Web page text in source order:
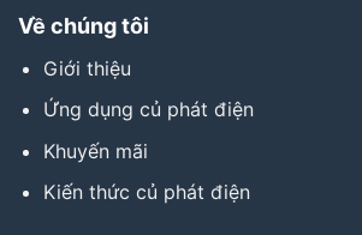
Về chúng tôi
Giới thiệu
Ứng dụng củ phát điện
Khuyến mãi
Kiến thức củ phát điện